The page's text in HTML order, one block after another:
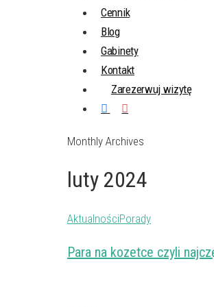
Cennik
Blog
Gabinety
Kontakt
Zarezerwuj wizytę
Monthly Archives
luty 2024
AktualnościPorady
Para na kozetce czyli